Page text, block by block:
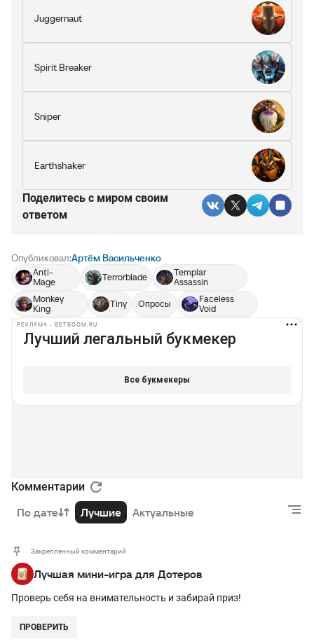
Juggernaut
Spirit Breaker
Sniper
Earthshaker
Поделитесь c миром своим
ответом
Опубликовал:Артём Васильченко
Anti-
Mage
Terrorblade
Templar
Assassin
Monkey
King
Tiny Опросы
Faceless
Void
РЕКЛАМА • BETBOOM.RU
Комментарии
По дате Лучшие Актуальные
Закрепленный комментарий
Лучшая мини-игра для Дотеров
Проверь себя на внимательность и забирай приз!
ПРОВЕРИТЬ